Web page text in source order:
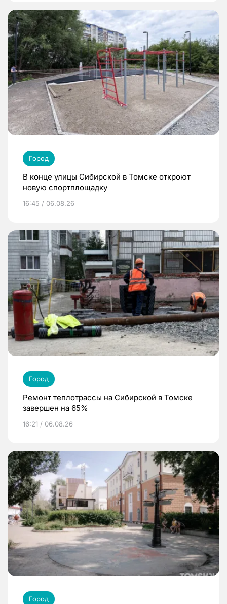
Город
В конце улицы Сибирской в Томске откроют
новую спортплощадку
16:45 / 06.08.26
Город
Ремонт теплотрассы на Сибирской в Томске
завершен на 65%
16:21 / 06.08.26
Город